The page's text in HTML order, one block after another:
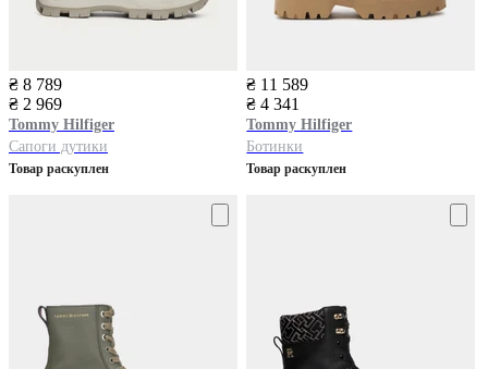
₴ 8 789
₴ 2 969
Tommy Hilfiger
Сапоги дутики
Товар раскуплен
₴ 11 589
₴ 4 341
Tommy Hilfiger
Ботинки
Товар раскуплен